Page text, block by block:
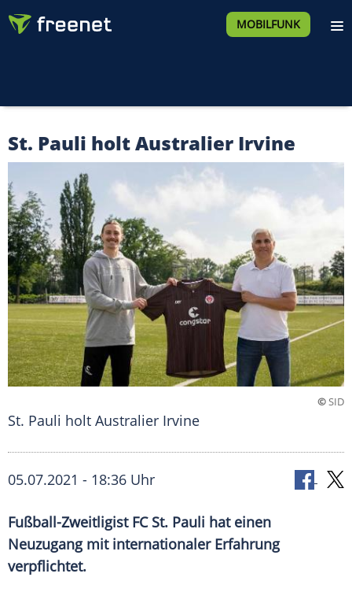
MOBILFUNK
St. Pauli holt Australier Irvine
©SID
St. Pauli holt Australier Irvine
05.07.2021 - 18:36 Uhr
Fußball-Zweitligist FC St. Pauli hat einen
Neuzugangmit internationaler Erfahrung
verpflichtet.